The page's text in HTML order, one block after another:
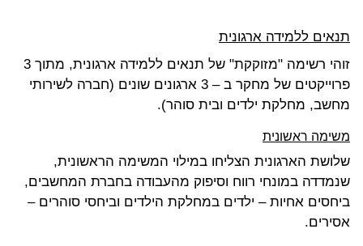
תנאים ללמידה ארגונית
זוהי רשימה "מזוקקת" של תנאים ללמידה ארגונית, מתוך 3
פרוייקטים של מחקר ב – 3 ארגונים שונים (חברה לשירותי
מחשב, מחלקת ילדים ובית סוהר).
משימה ראשונית
שלושת הארגונית הצליחו במילוי המשימה הראשונית,
שנמדדה במונחי רווח וסיפוק מהעבודה בחברת המחשבים,
ביחסים אחיות – ילדים במחלקת הילדים וביחסי סוהרים –
אסירים.